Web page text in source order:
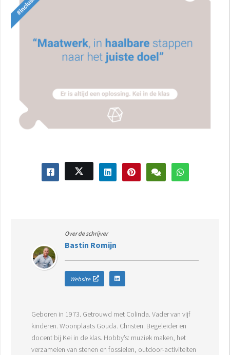
Over de schrijver
Bastin Romijn
Website
Geboren in 1973. Getrouwd met Colinda. Vader van vijf
kinderen. Woonplaats Gouda. Christen. Begeleider en
docent bij Kei in de klas. Hobby’s: muziek maken, het
verzamelen van stenen en fossielen, outdoor-activiteiten